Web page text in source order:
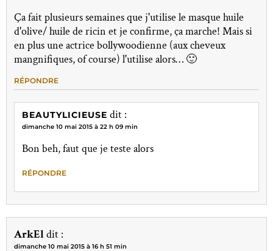
Ça fait plusieurs semaines que j'utilise le masque huile
d'olive/ huile de ricin et je confirme, ça marche! Mais si
en plus une actrice bollywoodienne (aux cheveux
mangnifiques, of course) l'utilise alors… 🙂
RÉPONDRE
BEAUTYLICIEUSE dit :
dimanche 10 mai 2015 à 22 h 09 min
Bon beh, faut que je teste alors
RÉPONDRE
ArkEldit :
dimanche 10 mai 2015 à 16 h 51 min